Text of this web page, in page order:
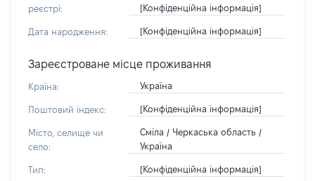
реєстрі:
[Конфіденційна інформація]
Дата народження: [Конфіденційна інформація]
Зареєстроване місце проживання
Країна: Україна
Поштовий індекс: [Конфіденційна інформація]
Місто, селище чи
село:
Сміла / Черкаська область /
Україна
Тип: [Конфіденційна інформація]